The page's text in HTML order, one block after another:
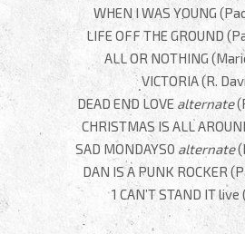
WHEN I WAS YOUNG
LIFE OFF THE GROUND
ALL OR NOTHING
VICTORIA (R.
DEAD END LOVE alternate
CHRISTMAS IS ALL
SAD MONDAYS0 alternate
DAN IS A PUNK ROCKER
1 CAN’T STAND IT live